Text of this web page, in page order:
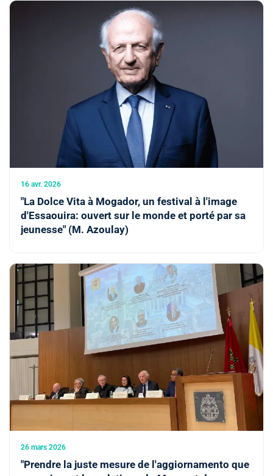
16 avr. 2026
"La Dolce Vita à Mogador, un festival à l'image
d'Essaouira: ouvert sur le monde et porté par sa
jeunesse" (M. Azoulay)
26 mars 2026
"Prendre la juste mesure de l'aggiornamento que